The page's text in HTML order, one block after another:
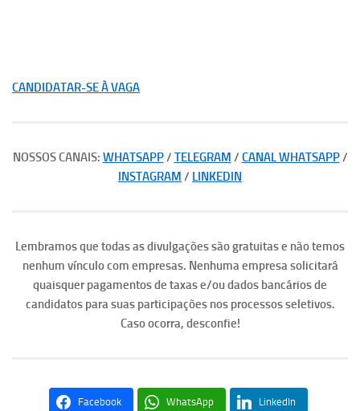
CANDIDATAR-SE À VAGA
NOSSOS CANAIS: WHATSAPP/ TELEGRAM / CANAL WHATSAPP/
INSTAGRAM / LINKEDIN
Lembramos que todas as divulgações são gratuitas e não temos
nenhum vínculo com empresas. Nenhuma empresa solicitará
quaisquer pagamentos de taxas e/ou dados bancários de
candidatos para suas participações nos processos seletivos.
Caso ocorra, desconfie!
Facebook WhatsApp LinkedIn